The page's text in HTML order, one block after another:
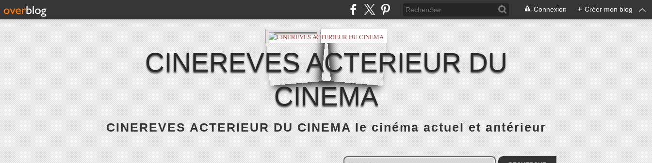
Connexion + Créer mon blog
CINEREVES ACTERIEUR DU
CINEMA
CINEREVES ACTERIEUR DU CINEMA le cinéma actuel et antérieur